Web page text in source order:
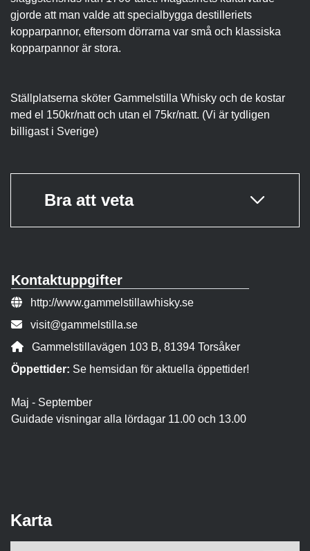
gjorde att man valde att specialbygga destilleriets
kopparpannor, eftersom dörrarna var små och klassiska
kopparpannor är stora.
Ställplatserna sköter Gammelstilla Whisky och de kostar
med el 150kr/natt och utan el 75kr/natt. (Vi är tydligen
billigast i Sverige)
Bra att veta
Kontaktuppgifter
Webbsida:
http://www.gammelstillawhisky.se
E-post:
visit@gammelstilla.se
Adress:
Gammelstillavägen 103 B, 81394 Torsåker
Öppettider: Se hemsidan för aktuella öppettider!
Maj - September
Guidade visningar alla lördagar 11.00 och 13.00
Karta